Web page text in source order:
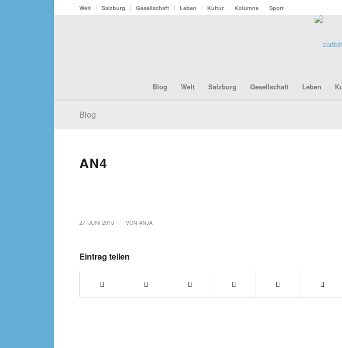
Welt Salzburg Gesellschaft Leben Kultur Kolumne Sport
Blog Welt Salzburg Gesellschaft Leben
Blog
AN4
27. JUNI 2015 VON ANJA
Eintrag teilen